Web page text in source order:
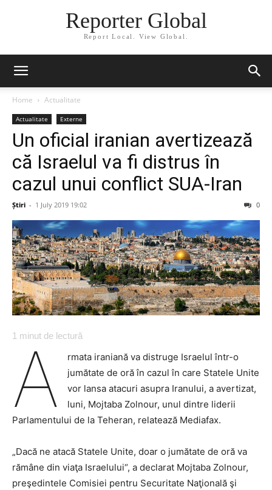
Reporter Global
Report Local. View Global.
Home Actualitate
Actualitate Externe
Un oficial iranian avertizează
că Israelul va fi distrus în
cazul unui conflict SUA-Iran
Știri - 1 July 2019 19:02 0
1 minut de lectură
A
rmata iraniană va distruge Israelul într-o
jumătate de oră în cazul în care Statele Unite
vor lansa atacuri asupra Iranului, a avertizat,
luni, Mojtaba Zolnour, unul dintre liderii
Parlamentului de la Teheran, relatează Mediafax.
„Dacă ne atacă Statele Unite, doar o jumătate de oră va
rămâne din viaţa Israelului“, a declarat Mojtaba Zolnour,
preşedintele Comisiei pentru Securitate Naţională şi